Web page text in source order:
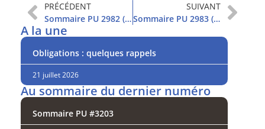
PRÉCÉDENT
Sommaire PU 2982 (12/1/2022)
SUIVANT
Sommaire PU 2983 (19/1/2022)
A la une
Obligations : quelques rappels
21 juillet 2026
Au sommaire du dernier numéro
Sommaire PU #3203